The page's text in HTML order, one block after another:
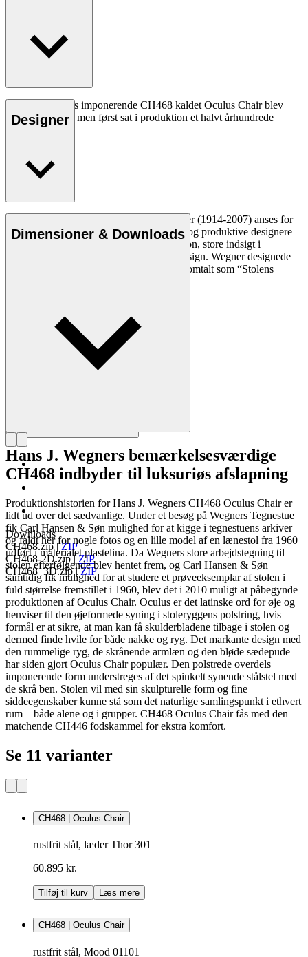
Hans J. Wegners imponerende CH468 kaldet Oculus Chair blev
designet i 1960, men først sat i produktion et halvt århundrede
Designer
Den danske møbeldesigner Hans J. Wegner (1914-2007) anses for
at være en af de mest kreative, innovative og produktive designere
nogensinde. Han var kendt for sin præcision, store indsigt i
håndværk og kompromisløse tilgang til design. Wegner designede
næsten 500 stole i sin levetid og blev ofte omtalt som “Stolens
Dimensioner & Downloads
Downloads
CH468.zip|ZIP
CH468-2D.zip|ZIP
CH468_3D.zip|ZIP
Hans J. Wegners bemærkelsesværdige
CH468 indbyder til luksuriøs afslapning
Produktionshistorien for Hans J. Wegners CH468 Oculus Chair er
lidt ud over det sædvanlige. Under et besøg på Wegners Tegnestue
fik Carl Hansen & Søn mulighed for at kigge i tegnestuens arkiver
og faldt her for nogle fotos og en lille model af en lænestol fra 1960
udført i materialet plastelina. Da Wegners store arbejdstegning til
stolen efterfølgende blev hentet frem, og Carl Hansen & Søn
samtidig fik mulighed for at studere et prøveeksemplar af stolen i
fuld størrelse fremstillet i 1960, blev det i 2010 muligt at påbegynde
produktionen af Oculus Chair. Oculus er det latinske ord for øje og
henviser til den øjeformede syning i stoleryggens polstring, hvis
formål er at sikre, at man kan få skulderbladene tilbage i stolen og
dermed finde hvile for både nakke og ryg. Det markante design med
den rummelige ryg, de skrånende armlæn og den bløde sædepude
har siden gjort Oculus Chair populær. Den polstrede overdels
imponerende form understreges af det spinkelt synende stålstel med
de skrå ben. Stolen vil med sin skulpturelle form og fine
siddeegenskaber kunne stå som det naturlige samlingspunkt i ethvert
rum – både alene og i grupper. CH468 Oculus Chair fås med den
matchende CH446 fodskammel for ekstra komfort.
Se 11 varianter
CH468 | Oculus Chair
rustfrit stål, læder Thor 301
60.895 kr.
Tilføj til kurv Læs mere
CH468 | Oculus Chair
rustfrit stål, Mood 01101